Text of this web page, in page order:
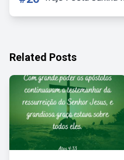
Related Posts